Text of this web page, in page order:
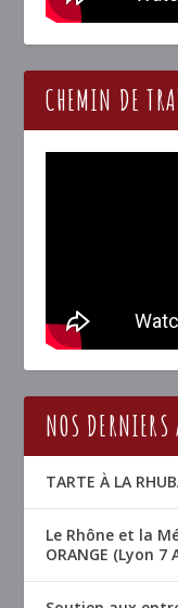
CHEMIN DE
NOS DERNIERS
TARTE À LA
Le Rhône et la
ORANGE (Lyon 7